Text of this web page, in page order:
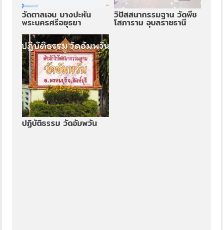
วัดตาลเอน บางปะหัน
พระนครศรีอยุธยา
วิปัสสนากรรมฐาน วัดพืช
โสภาราม อุบลราชธานี
ปฏิบัติธรรม วัดอัมพวัน